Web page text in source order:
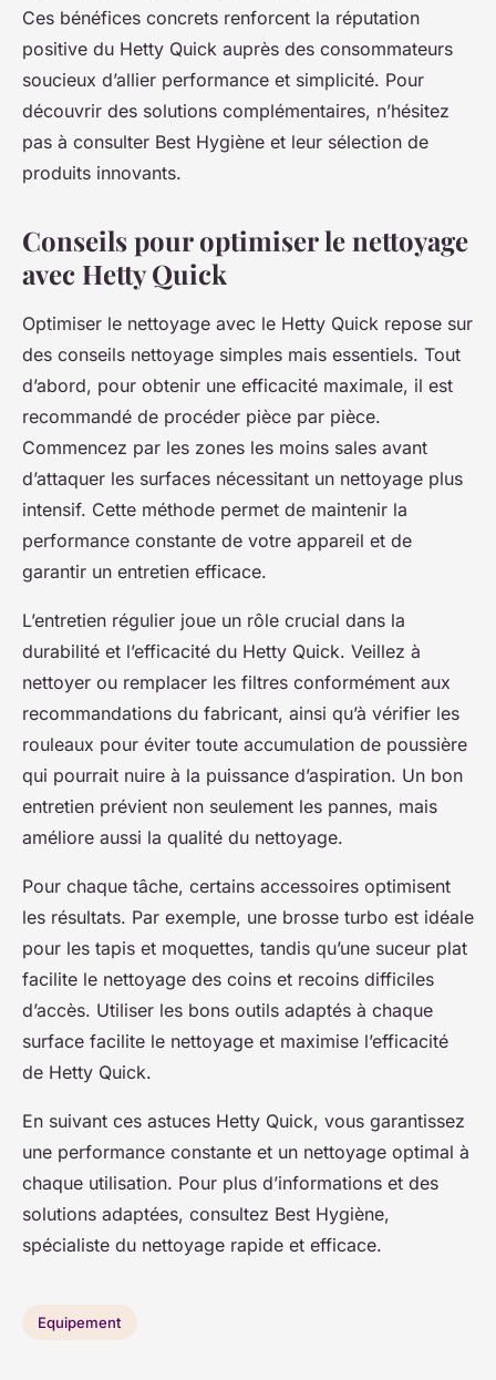
Ces bénéfices concrets renforcent la réputation
positive du Hetty Quick auprès des consommateurs
soucieux d’allier performance et simplicité. Pour
découvrir des solutions complémentaires, n’hésitez
pas à consulter Best Hygiène et leur sélection de
produits innovants.
Conseils pour optimiser le nettoyage
avec Hetty Quick
Optimiser le nettoyage avec le Hetty Quick repose sur
des conseils nettoyage simples mais essentiels. Tout
d’abord, pour obtenir une efficacité maximale, il est
recommandé de procéder pièce par pièce.
Commencez par les zones les moins sales avant
d’attaquer les surfaces nécessitant un nettoyage plus
intensif. Cette méthode permet de maintenir la
performance constante de votre appareil et de
garantir un entretien efficace.
L’entretien régulier joue un rôle crucial dans la
durabilité et l’efficacité du Hetty Quick. Veillez à
nettoyer ou remplacer les filtres conformément aux
recommandations du fabricant, ainsi qu’à vérifier les
rouleaux pour éviter toute accumulation de poussière
qui pourrait nuire à la puissance d’aspiration. Un bon
entretien prévient non seulement les pannes, mais
améliore aussi la qualité du nettoyage.
Pour chaque tâche, certains accessoires optimisent
les résultats. Par exemple, une brosse turbo est idéale
pour les tapis et moquettes, tandis qu’une suceur plat
facilite le nettoyage des coins et recoins difficiles
d’accès. Utiliser les bons outils adaptés à chaque
surface facilite le nettoyage et maximise l’efficacité
de Hetty Quick.
En suivant ces astuces Hetty Quick, vous garantissez
une performance constante et un nettoyage optimal à
chaque utilisation. Pour plus d’informations et des
solutions adaptées, consultez Best Hygiène,
spécialiste du nettoyage rapide et efficace.
Equipement